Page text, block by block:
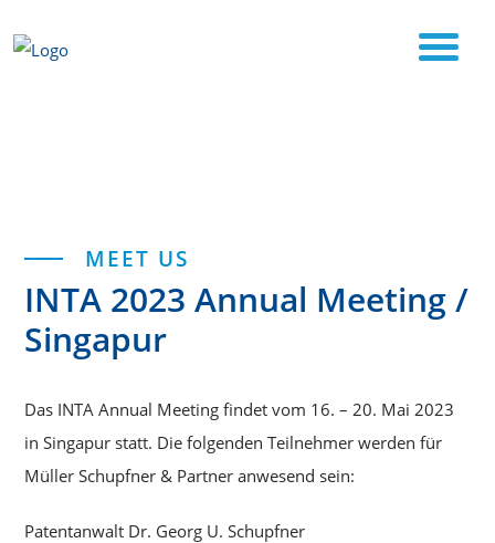
Kategorien
MEET US
INTA 2023 Annual Meeting /
Singapur
Das INTA Annual Meeting findet vom 16. – 20. Mai 2023
in Singapur statt. Die folgenden Teilnehmer werden für
Müller Schupfner & Partner anwesend sein:
Patentanwalt Dr. Georg U. Schupfner